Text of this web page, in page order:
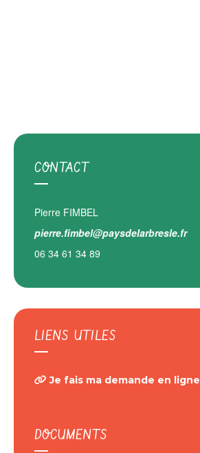
CONTACT
Pierre FIMBEL
pierre.fimbel@paysdelarbresle.fr
06 34 61 34 89
LIENS UTILES
Je fais ma demande en ligne
DOCUMENTS